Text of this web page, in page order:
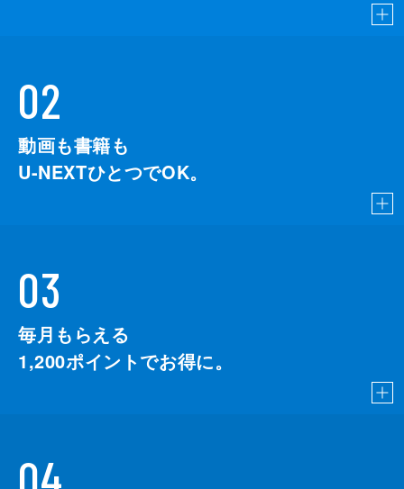
02
動画も書籍も
U-NEXTひとつでOK。
03
毎月もらえる
1,200ポイントでお得に。